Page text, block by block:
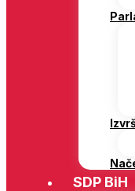
SDP BiH